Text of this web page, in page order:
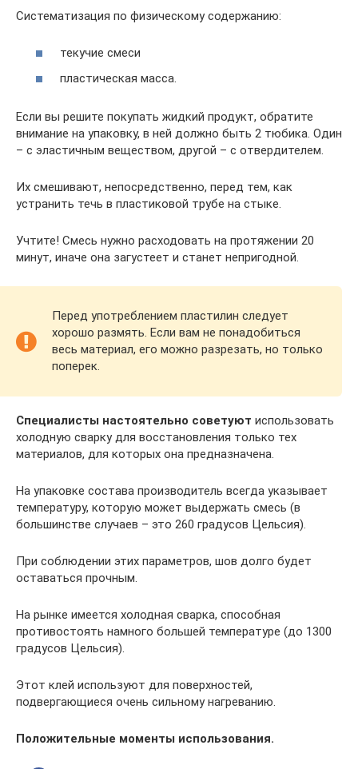
Систематизация по физическому содержанию:
текучие смеси
пластическая масса.
Если вы решите покупать жидкий продукт, обратите
внимание на упаковку, в ней должно быть 2 тюбика. Один
– с эластичным веществом, другой – с отвердителем.
Их смешивают, непосредственно, перед тем, как
устранить течь в пластиковой трубе на стыке.
Учтите! Смесь нужно расходовать на протяжении 20
минут, иначе она загустеет и станет непригодной.
Перед употреблением пластилин следует
хорошо размять. Если вам не понадобиться
весь материал, его можно разрезать, но только
поперек.
Специалисты настоятельно советуют использовать
холодную сварку для восстановления только тех
материалов, для которых она предназначена.
На упаковке состава производитель всегда указывает
температуру, которую может выдержать смесь (в
большинстве случаев – это 260 градусов Цельсия).
При соблюдении этих параметров, шов долго будет
оставаться прочным.
На рынке имеется холодная сварка, способная
противостоять намного большей температуре (до 1300
градусов Цельсия).
Этот клей используют для поверхностей,
подвергающиеся очень сильному нагреванию.
Положительные моменты использования.